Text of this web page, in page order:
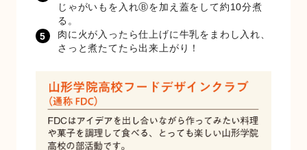
じゃがいもを入れⒷを加え蓋をして約10分煮
る。
肉に火が入ったら仕上げに牛乳をまわし入れ、
さっと煮たてたら出来上がり！